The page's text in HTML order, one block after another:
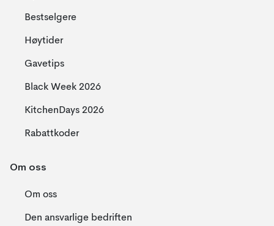
Bestselgere
Høytider
Gavetips
Black Week 2026
KitchenDays 2026
Rabattkoder
Om oss
Om oss
Den ansvarlige bedriften